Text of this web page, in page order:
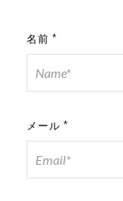
名前 *
メール *